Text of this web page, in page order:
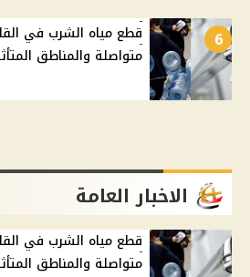
6
متواصلة والمناطق
الاخبار العامة
متواصلة والمناطق